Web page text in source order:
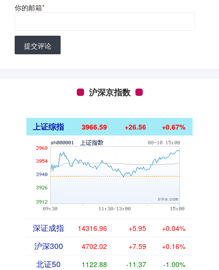
你的邮箱*
提交评论
沪深京指数
上证综指 3966.59 +26.56 +0.67%
深证成指 14316.96 +5.95 +0.04%
沪深300 4702.02 +7.59 +0.16%
北证50 1122.88 -11.37 -1.00%